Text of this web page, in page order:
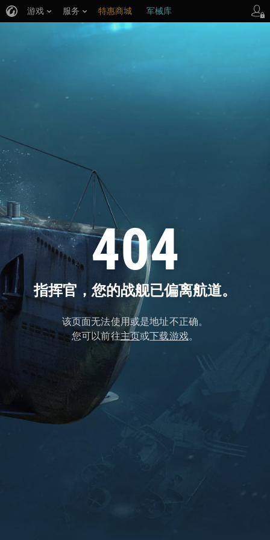
404
指挥官，您的战舰已偏离航道。
该页面无法使用或是地址不正确。
您可以前往主页或下载游戏。
游戏 服务 特惠商城 军械库